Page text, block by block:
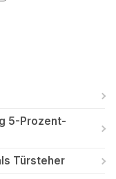
5-Prozent-
Türsteher